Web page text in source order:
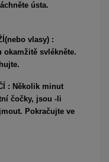
ústa.
vlasy) :
okamžitě svlékněte.
: Několik minut
čočky, jsou -li
Pokračujte ve